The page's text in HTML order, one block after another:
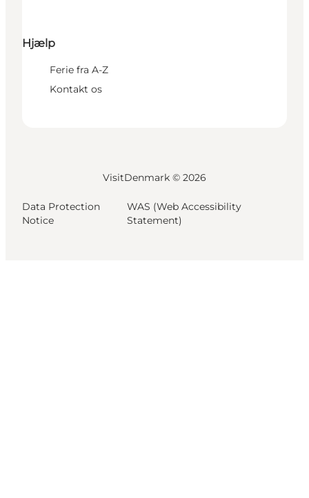
Hjælp
Ferie fra A-Z
Kontakt os
VisitDenmark © 2026
Data Protection
Notice
WAS (Web Accessibility
Statement)